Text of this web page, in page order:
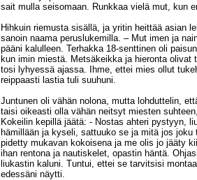
sait mulla seisomaan. Runkkaa vielä mut, kun
Hihkuin riemusta sisällä, ja yritin heittää asian
sanoin naama peruslukemilla. – Mut imen ja
pääni kalulleen. Terhakka 18-senttinen oli
kun imin miestä. Metsäkeikka ja hieronta olivat
tosi lyhyessä ajassa. Ihme, ettei mies ollut
reippaasti lastia tuli suuhuni.
Juntunen oli vähän nolona, mutta lohduttelin,
taisi oikeasti olla vähän neitsyt miesten
Kokeilin kepillä jäätä: - Nostas ahteri pystyyn,
hämillään ja kyseli, sattuuko se ja mitä jos
pidetty mukavan kokoisena ja me olis jo jääty
ihan rentona ja nautiskelet, opastin häntä.
liukastin kaluni. Tuntui, ettei se tarvitsisi
edessäni näytti.